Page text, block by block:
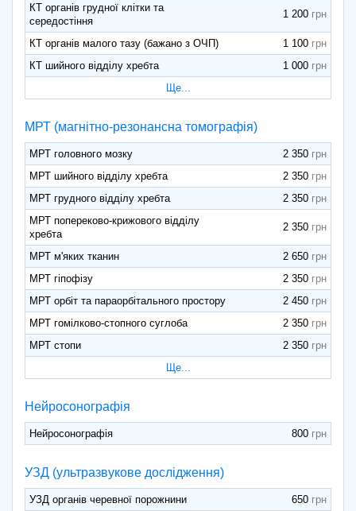
КТ органів грудної клітки та
середостіння
1 200
КТ органів малого тазу (бажано з ОЧП)
1 100
КТ шийного відділу хребта
1 000
Ще...
МРТ (магнітно-резонансна томографія)
МРТ головного мозку
2 350
МРТ шийного відділу хребта
2 350
МРТ грудного відділу хребта
2 350
МРТ попереково-крижового відділу
хребта
2 350
МРТ м'яких тканин
2 650
МРТ гіпофізу
2 350
МРТ орбіт та параорбітального простору
2 450
МРТ гомілково-стопного суглоба
2 350
МРТ стопи
2 350
Ще...
Нейросонографія
Нейросонографія 800
УЗД (ультразвукове дослідження)
УЗД органів черевної порожнини
650